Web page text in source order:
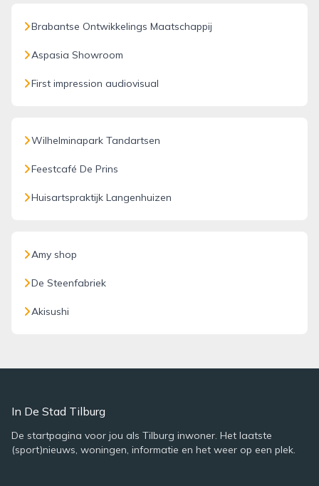
Brabantse Ontwikkelings Maatschappij
Aspasia Showroom
First impression audiovisual
Wilhelminapark Tandartsen
Feestcafé De Prins
Huisartspraktijk Langenhuizen
Amy shop
De Steenfabriek
Akisushi
In De Stad Tilburg
De startpagina voor jou als Tilburg inwoner. Het laatste
(sport)nieuws, woningen, informatie en het weer op een plek.